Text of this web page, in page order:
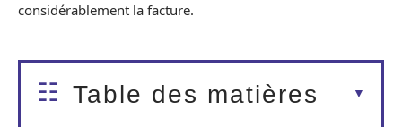
considérablement la facture.
Table des matières